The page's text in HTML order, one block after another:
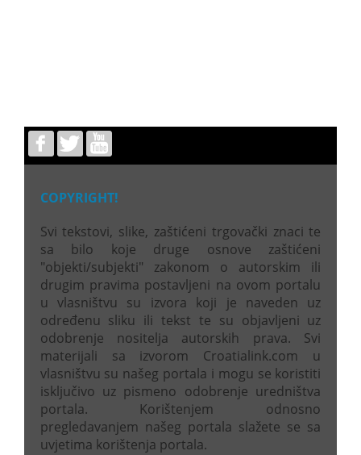
COPYRIGHT!
Svi tekstovi, slike, zaštićeni trgovački znaci te
sa bilo koje druge osnove zaštićeni
"objekti/subjekti" zakonom o autorskim ili
drugim pravima postavljeni na ovom portalu
u vlasništvu su izvora koji je naveden uz
određenu sliku ili tekst te su objavljeni uz
odobrenje nositelja autorskih prava. Svi
materijali sa izvorom Croatialink.com u
vlasništvu su našeg portala i mogu se koristiti
isključivo uz pismeno odobrenje uredništva
portala. Korištenjem odnosno
pregledavanjem našeg portala slažete se sa
uvjetima korištenja portala.